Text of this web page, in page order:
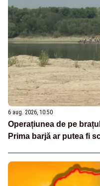
6 aug. 2026, 10:50
Operațiunea de pe
Prima barjă ar putea fi